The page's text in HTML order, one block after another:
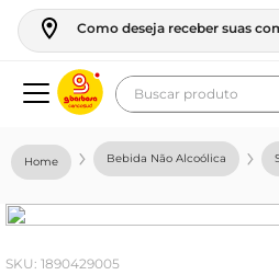
Como deseja receber suas
Buscar produto
Bebida Não Alcoólica
: 1890429005
geladeira
fogao